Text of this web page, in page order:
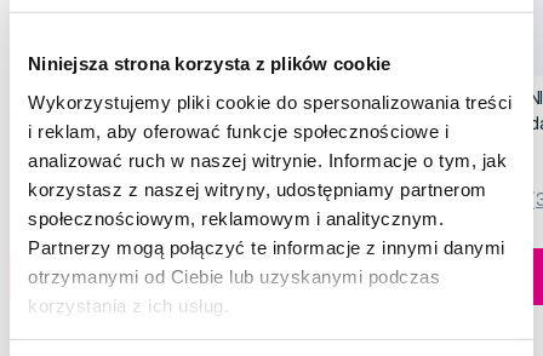
Niniejsza strona korzysta z plików cookie
Wykorzystujemy pliki cookie do spersonalizowania treści
i reklam, aby oferować funkcje społecznościowe i
analizować ruch w naszej witrynie. Informacje o tym, jak
korzystasz z naszej witryny, udostępniamy partnerom
społecznościowym, reklamowym i analitycznym.
Partnerzy mogą połączyć te informacje z innymi danymi
otrzymanymi od Ciebie lub uzyskanymi podczas
korzystania z ich usług.
SWISSDENT EXTREME intensywna pasta
wybielająca, 100 ml
79,90 Zł
5,0 /5 (820x)
Do koszyka
Dostępny > 5 szt
Natychmiast w
1 sklepie
SWISSDENT
zębów Soft (2+1 za
44,90 Zł
5,0
Do koszyka